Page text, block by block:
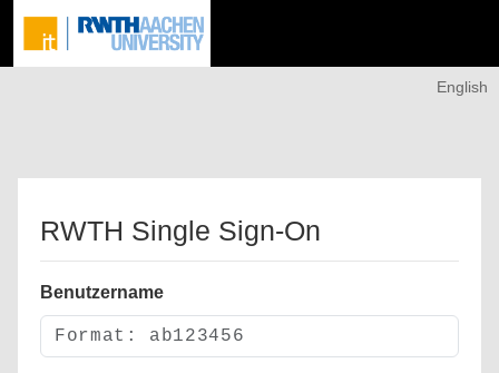
English
RWTH Single Sign-On
Benutzername